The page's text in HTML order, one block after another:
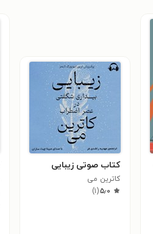
کتاب صوتی زیبایی
کاترین می
۵٫۰(۱)